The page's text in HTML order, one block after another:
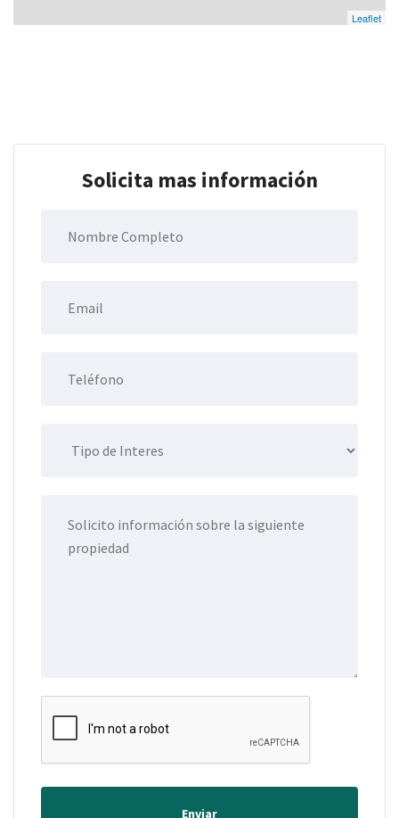
Leaflet
Solicita mas información
Enviar